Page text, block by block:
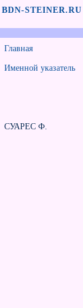
BDN-STEINER.RU
Главная
Именной указатель
СУАРЕС Ф.